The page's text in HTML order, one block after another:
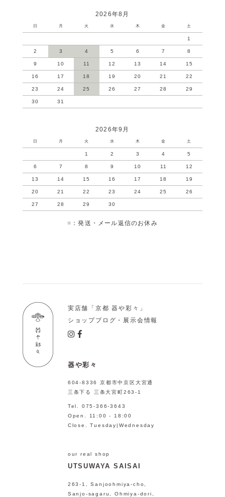
2026年8月
日 月 火 水 木 金 土
1
2 3 4 5 6 7 8
9 10 11 12 13 14 15
16 17 18 19 20 21 22
23 24 25 26 27 28 29
30 31
2026年9月
日 月 火 水 木 金 土
1 2 3 4 5
6 7 8 9 10 11 12
13 14 15 16 17 18 19
20 21 22 23 24 25 26
27 28 29 30
■ ：発送・メール返信のお休み
実店舗「京都 器や彩々」
ショップブログ・展示会情報
器や彩々
604-8336 京都市中京区大宮通
三条下る 三条大宮町263-1
Tel. 075-366-3643
Open. 11:00 - 18:00
Close. Tuesday|Wednesday
our real shop
UTSUWAYA SAISAI
263-1, Sanjoohmiya-cho,
Sanjo-sagaru, Ohmiya-dori,